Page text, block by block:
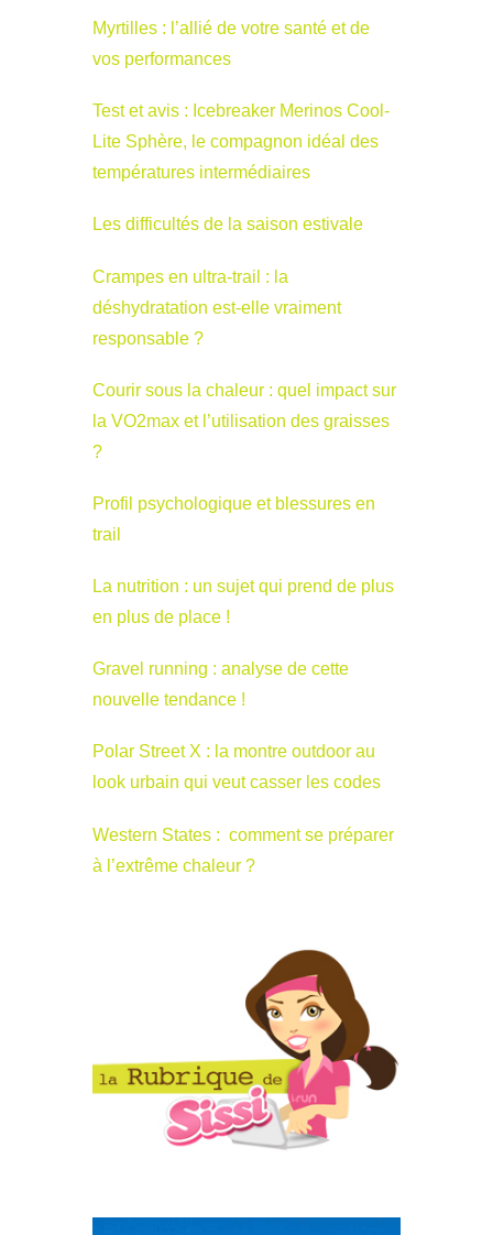
Myrtilles : l’allié de votre santé et de
vos performances
Test et avis : Icebreaker Merinos Cool-
Lite Sphère, le compagnon idéal des
températures intermédiaires
Les difficultés de la saison estivale
Crampes en ultra-trail : la
déshydratation est-elle vraiment
responsable ?
Courir sous la chaleur : quel impact sur
la VO2max et l’utilisation des graisses
?
Profil psychologique et blessures en
trail
La nutrition : un sujet qui prend de plus
en plus de place !
Gravel running : analyse de cette
nouvelle tendance !
Polar Street X : la montre outdoor au
look urbain qui veut casser les codes
Western States : comment se préparer
à l’extrême chaleur ?